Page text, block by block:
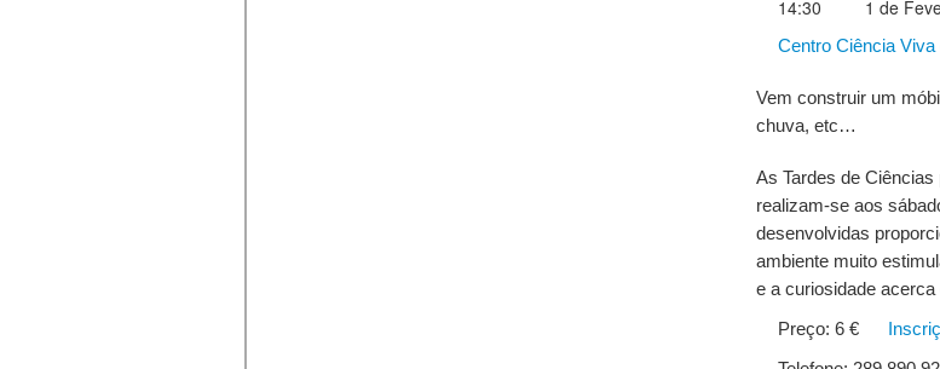
14:30 1 de
Centro Ciência Viva
Vem construir um
chuva, etc…
As Tardes de
realizam-se aos
desenvolvidas
ambiente muito
e a curiosidade
Preço: 6 €